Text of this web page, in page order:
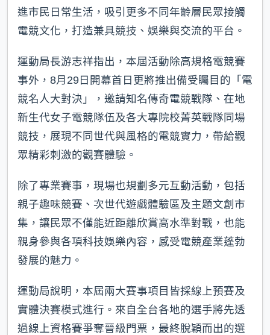
進市民日常生活，吸引更多不同年齡層民眾接觸
電競文化，打造兼具競技、娛樂與交流的平台。
運動局長游志祥指出，本屆活動除高規格電競賽
事外，8月29日開幕首日更將推出備受矚目的「電
競名人大對決」，邀請知名傳奇電競戰隊、在地
新生代女子電競隊伍及各大專院校菁英戰隊同場
競技，展現不同世代與風格的電競實力，帶給觀
眾精彩刺激的觀賽體驗。
除了專業賽事，現場也規劃多元互動活動，包括
親子趣味競賽、次世代遊戲體驗區及主題文創市
集，讓民眾不僅能近距離欣賞高水準對戰，也能
親身參與各項科技娛樂內容，感受電競產業蓬勃
發展的魅力。
運動局說明，本屆兩大賽事項目皆採線上預賽及
實體決賽模式進行。來自全台各地的選手將先透
過線上資格賽爭奪晉級門票，最終脫穎而出的選